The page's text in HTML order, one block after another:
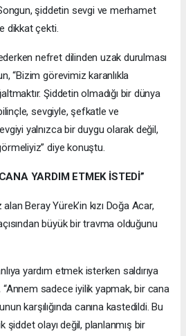
şiddetin sevgi ve merhamet
dikkat çekti.
nefret dilinden uzak durulması
“Bizim görevimiz karanlıkla
Şiddetin olmadığı bir dünya
sevgiyle, şefkatle ve
yalnızca bir duygu olarak değil,
diye konuştu.
YARDIM ETMEK İSTEDİ”
Beray Yürek’in kızı Doğa Acar,
büyük bir travma olduğunu
yardım etmek isterken saldırıya
“Annem sadece iyilik yapmak, bir cana
karşılığında canına kastedildi. Bu
şiddet olayı değil, planlanmış bir